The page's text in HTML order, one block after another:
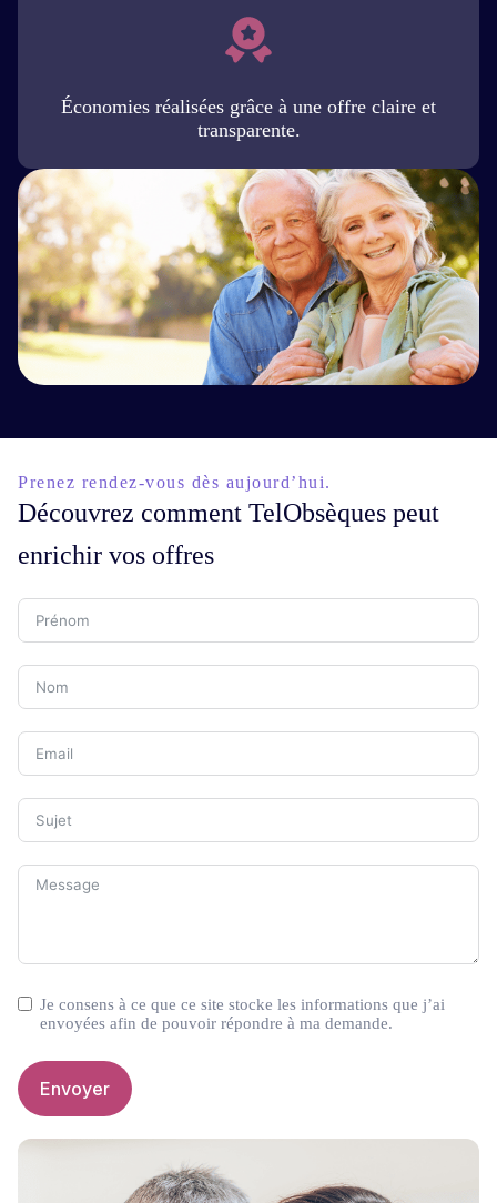
Économies réalisées grâce à une offre claire et
transparente.
Prenez rendez-vous dès aujourd’hui.
Découvrez comment TelObsèques peut
enrichir vos offres
Je consens à ce que ce site stocke les informations que j’ai
envoyées afin de pouvoir répondre à ma demande.
Envoyer